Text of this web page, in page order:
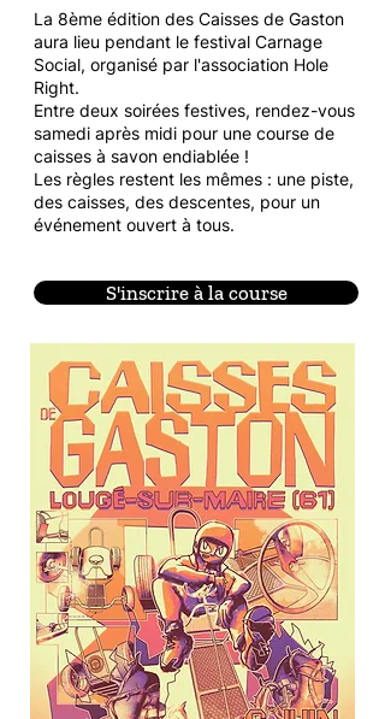
La 8ème édition des Caisses de Gaston
aura lieu pendant le festival Carnage
Social, organisé par l'association Hole
Right.
Entre deux soirées festives, rendez-vous
samedi après midi pour une course de
caisses à savon endiablée !
Les règles restent les mêmes : une piste,
des caisses, des descentes, pour un
événement ouvert à tous.
S'inscrire à la course